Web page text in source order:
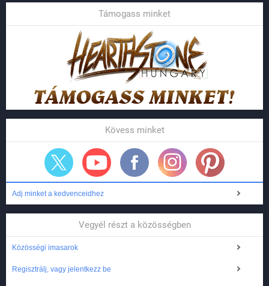
Támogass minket
Kövess minket
Adj minket a kedvenceidhez
Vegyél részt a közösségben
Közösségi imasarok
Regisztrálj, vagy jelentkezz be